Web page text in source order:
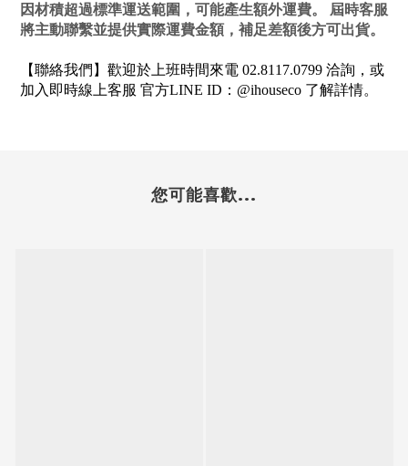
因材積超過標準運送範圍，可能產生額外運費。 屆時客服
將主動聯繫並提供實際運費金額，補足差額後方可出貨。
【聯絡我們】歡迎於上班時間來電 02.8117.0799 洽詢，或
加入即時線上客服 官方LINE ID：@ihouseco 了解詳情。
您可能喜歡...